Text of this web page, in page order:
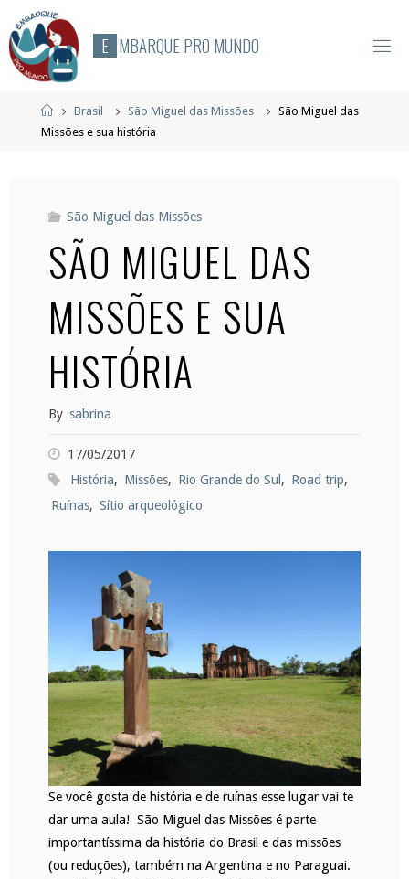
to
content
E MBARQUEPRO MUNDO
HomeBrasil São Miguel das Missões
São Miguel das
Missões e sua história
São Miguel das Missões
SÃO MIGUEL DAS
MISSÕES E SUA
HISTÓRIA
By sabrina
17/05/2017
História, Missões, Rio Grande do Sul , Road trip,
Ruínas, Sítio arqueológico
Se você gosta de história e de ruínas esse lugar vai te
dar uma aula! São Miguel das Missões é parte
importantíssima da história do Brasil e das missões
(ou reduções), também na Argentina e no Paraguai.